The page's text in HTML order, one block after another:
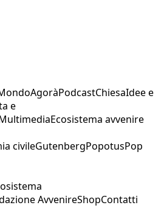
AgoràPodcastChiesaIdee e
e
Ecosistema avvenire
civileGutenbergPopotusPop
AvvenireShopContatti